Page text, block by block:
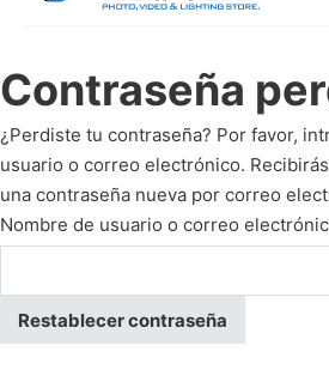
Contraseña
¿Perdiste tu contraseña? Por favor,
usuario o correo electrónico.
una contraseña nueva por correo
Nombre de usuario o correo
Restablecer contraseña